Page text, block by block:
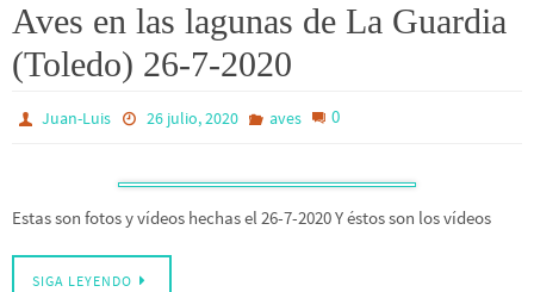
Aves en las lagunas de La Guardia
(Toledo) 26-7-2020
Juan-Luis 26 julio, 2020 aves 0
Estas son fotos y vídeos hechas el 26-7-2020 Y éstos son los vídeos
SIGA LEYENDO